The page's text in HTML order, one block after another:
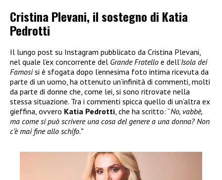
Cristina Plevani, il sostegno di Katia
Pedrotti
Il lungo post su Instagram pubblicato da Cristina Plevani,
nel quale l’ex concorrente del Grande Fratello e dell’Isola dei
Famosisi è sfogata dopo l’ennesima foto intima ricevuta da
parte di un uomo, ha ottenuto un’infinità di commenti, molti
da parte di donne che, come lei, si sono ritrovate nella
stessa situazione. Tra i commenti spicca quello di un’altra ex
gieffina, ovvero Katia Pedrotti , che ha scritto: “No, vabbè,
ma come si può scrivere una cosa del genere a una donna? Non
c’è mai fine allo schifo.”